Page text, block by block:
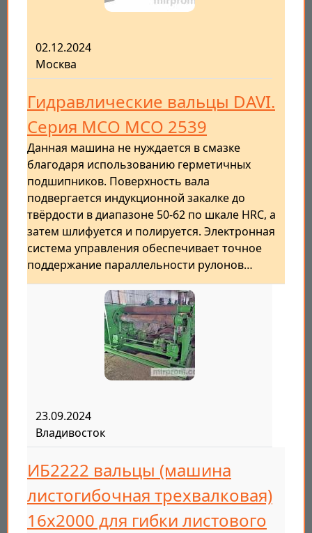
02.12.2024
Москва
Гидравлические вальцы DAVI.
Серия MCO MCO 2539
Данная машина не нуждается в смазке
благодаря использованию герметичных
подшипников. Поверхность вала
подвергается индукционной закалке до
твёрдости в диапазоне 50-62 по шкале HRC, а
затем шлифуется и полируется. Электронная
система управления обеспечивает точное
поддержание параллельности рулонов…
23.09.2024
Владивосток
ИБ2222 вальцы (машина
листогибочная трехвалковая)
16х2000 для гибки листового